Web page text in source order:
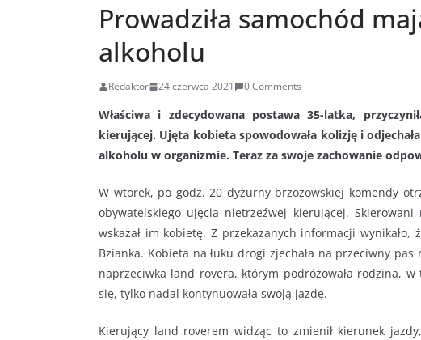
Prowadziła samochód
alkoholu
Redaktor 24 czerwca 2021 0 Comments
Właściwa i zdecydowana postawa 35-latka,
kierującej. Ujęta kobieta spowodowała kolizję i
alkoholu w organizmie. Teraz za swoje zachowanie
W wtorek, po godz. 20 dyżurny brzozowskiej komendy
obywatelskiego ujęcia nietrzeźwej kierującej.
wskazał im kobietę. Z przekazanych informacji
Bzianka. Kobieta na łuku drogi zjechała na przeciwny
naprzeciwka land rovera, którym podróżowała rodzina,
się, tylko nadal kontynuowała swoją jazdę.
Kierujący land roverem widząc to zmienił kierunek